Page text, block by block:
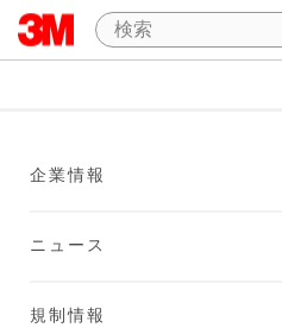
企業情報
ニュース
規制情報